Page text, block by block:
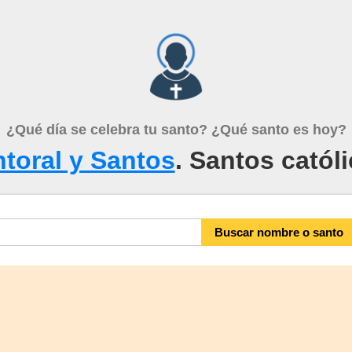
¿Qué día se celebra tu santo? ¿Qué santo es hoy?
y Santos. Santos